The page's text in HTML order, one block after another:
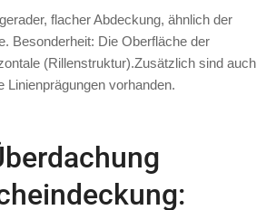
gerader, flacher Abdeckung, ähnlich der
Besonderheit: Die Oberfläche der
(Rillenstruktur).Zusätzlich sind auch
Linienprägungen vorhanden.